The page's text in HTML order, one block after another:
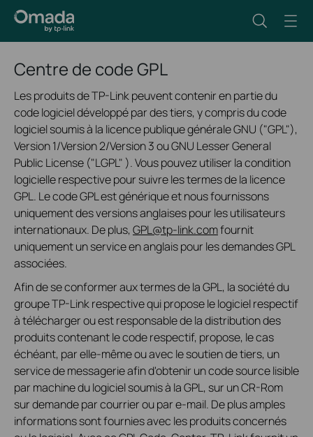
Centre de code GPL
Les produits de TP-Link peuvent contenir en partie du
code logiciel développé par des tiers, y compris du code
logiciel soumis à la licence publique générale GNU ("GPL"),
Version 1/Version 2/Version 3 ou GNU Lesser General
Public License ("LGPL" ). Vous pouvez utiliser la condition
logicielle respective pour suivre les termes de la licence
GPL. Le code GPL est générique et nous fournissons
uniquement des versions anglaises pour les utilisateurs
internationaux. De plus, GPL@tp-link.comfournit
uniquement un service en anglais pour les demandes GPL
associées.
Afin de se conformer aux termes de la GPL, la société du
groupe TP-Link respective qui propose le logiciel respectif
à télécharger ou est responsable de la distribution des
produits contenant le code respectif, propose, le cas
échéant, par elle-même ou avec le soutien de tiers, un
service de messagerie afin d'obtenir un code source lisible
par machine du logiciel soumis à la GPL, sur un CR-Rom
sur demande par courrier ou par e-mail. De plus amples
informations sont fournies avec les produits concernés